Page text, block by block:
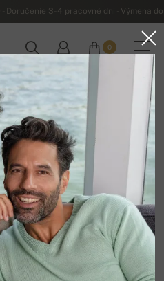
Doručenie 3-4 pracovné dni - Výmena
0
svetre